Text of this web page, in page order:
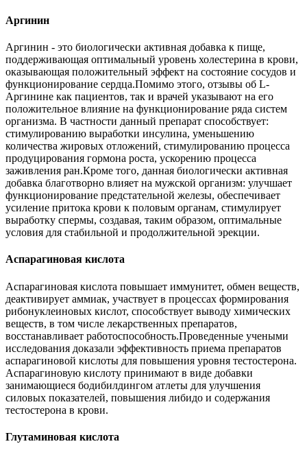
Аргинин
Аргинин - это биологически активная добавка к пище,
поддерживающая оптимальный уровень холестерина в крови,
оказывающая положительный эффект на состояние сосудов и
функционирование сердца.Помимо этого, отзывы об L-
Аргинине как пациентов, так и врачей указывают на его
положительное влияние на функционирование ряда систем
организма. В частности данный препарат способствует:
стимулированию выработки инсулина, уменьшению
количества жировых отложений, стимулированию процесса
продуцирования гормона роста, ускорению процесса
заживления ран.Кроме того, данная биологически активная
добавка благотворно влияет на мужской организм: улучшает
функционирование предстательной железы, обеспечивает
усиление притока крови к половым органам, стимулирует
выработку спермы, создавая, таким образом, оптимальные
условия для стабильной и продолжительной эрекции.
Аспарагиновая кислота
Аспарагиновая кислота повышает иммунитет, обмен веществ,
деактивирует аммиак, участвует в процессах формирования
рибонуклеиновых кислот, способствует выводу химических
веществ, в том числе лекарственных препаратов,
восстанавливает работоспособность.Проведенные учеными
исследования доказали эффективность приема препаратов
аспарагиновой кислоты для повышения уровня тестостерона.
Аспарагиновую кислоту принимают в виде добавки
занимающиеся бодибилдингом атлеты для улучшения
силовых показателей, повышения либидо и содержания
тестостерона в крови.
Глутаминовая кислота